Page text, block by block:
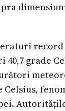
grade